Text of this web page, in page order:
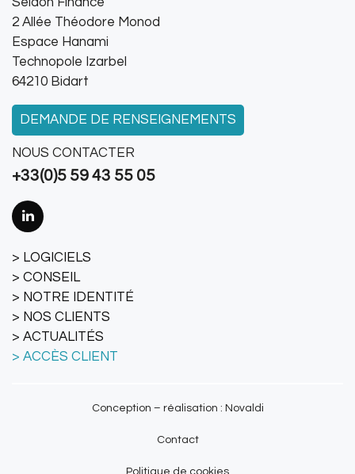
2 Allée Théodore Monod
Espace Hanami
Technopole Izarbel
64210 Bidart
DEMANDE DE RENSEIGNEMENTS
NOUS CONTACTER
+33(0)5 59 43 55 05
LOGICIELS
CONSEIL
NOTRE IDENTITÉ
NOS CLIENTS
ACTUALITÉS
ACCÈS CLIENT
Conception – réalisation : Novaldi
Contact
Politique de cookies